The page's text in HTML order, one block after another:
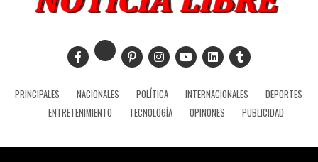
PRINCIPALES NACIONALES POLÍTICA INTERNACIONALES
DEPORTES
ENTRETENIMIENTO
TECNOLOGÍA OPINONES PUBLICIDAD